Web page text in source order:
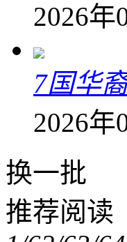
2026年
7国华
2026年
换一批
推荐阅读